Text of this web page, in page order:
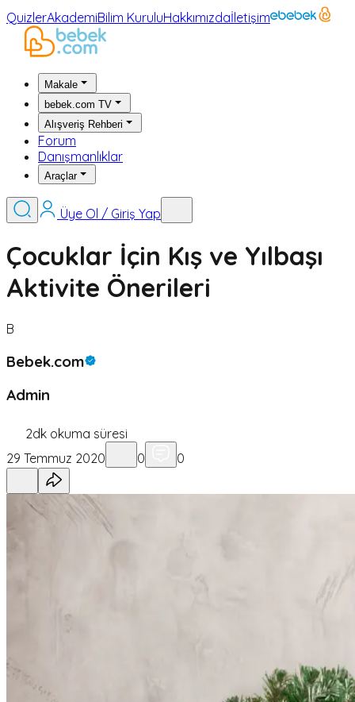
QuizlerAkademiBilim KuruluHakkımızdaİletişim
Makale
bebek.com TV
Alışveriş Rehberi
Forum
Danışmanlıklar
Araçlar
Üye Ol / Giriş Yap
Çocuklar İçin Kış ve Yılbaşı
Aktivite Önerileri
B
Bebek.com
Admin
2dk okuma süresi
29 Temmuz 2020
0 0